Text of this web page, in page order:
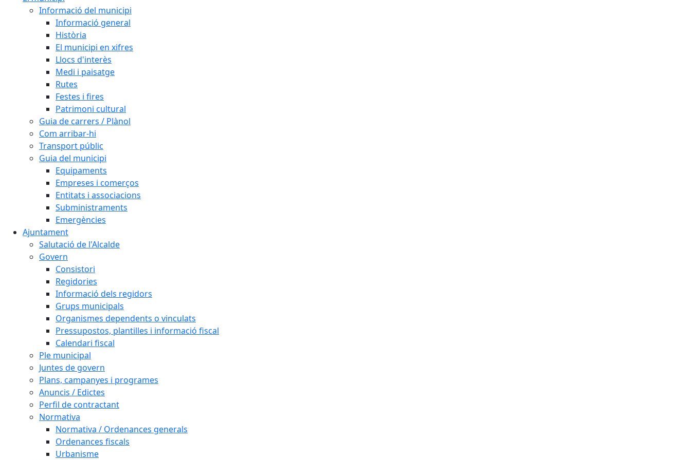
Informació del municipi
Informació general
Història
El municipi en xifres
Llocs d'interès
Medi i paisatge
Rutes
Festes i fires
Patrimoni cultural
Guia de carrers / Plànol
Com arribar-hi
Transport públic
Guia del municipi
Equipaments
Empreses i comerços
Entitats i associacions
Subministraments
Emergències
Ajuntament
Salutació de l'Alcalde
Govern
Consistori
Regidories
Informació dels regidors
Grups municipals
Organismes dependents o vinculats
Pressupostos, plantilles i informació fiscal
Calendari fiscal
Ple municipal
Juntes de govern
Plans, campanyes i programes
Anuncis / Edictes
Perfil de contractant
Normativa
Normativa / Ordenances generals
Ordenances fiscals
Urbanisme